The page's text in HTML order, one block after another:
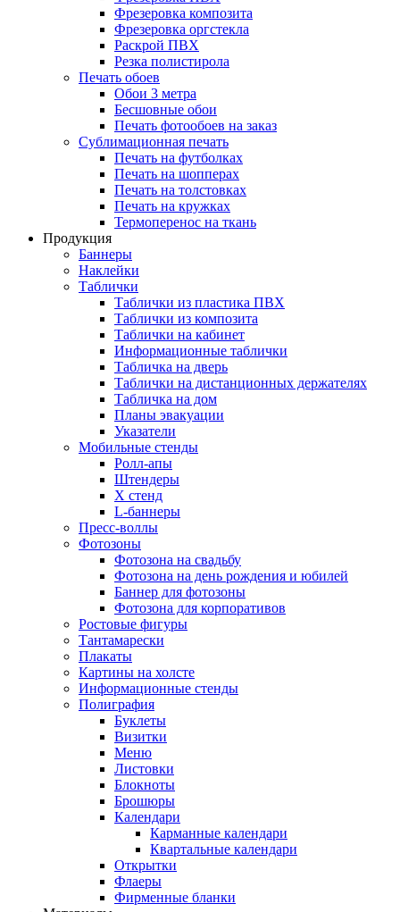
Фрезеровка композита
Фрезеровка оргстекла
Раскрой ПВХ
Резка полистирола
Печать обоев
Обои 3 метра
Бесшовные обои
Печать фотообоев на заказ
Сублимационная печать
Печать на футболках
Печать на шопперах
Печать на толстовках
Печать на кружках
Термоперенос на ткань
Продукция
Баннеры
Наклейки
Таблички
Таблички из пластика ПВХ
Таблички из композита
Таблички на кабинет
Информационные таблички
Табличка на дверь
Таблички на дистанционных держателях
Табличка на дом
Планы эвакуации
Указатели
Мобильные стенды
Ролл-апы
Штендеры
Х стенд
L-баннеры
Пресс-воллы
Фотозоны
Фотозона на свадьбу
Фотозона на день рождения и юбилей
Баннер для фотозоны
Фотозона для корпоративов
Ростовые фигуры
Тантамарески
Плакаты
Картины на холсте
Информационные стенды
Полиграфия
Буклеты
Визитки
Меню
Листовки
Блокноты
Брошюры
Календари
Карманные календари
Квартальные календари
Открытки
Флаеры
Фирменные бланки